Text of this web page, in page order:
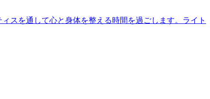
スを通して心と身体を整える時間を過ごします。ライト